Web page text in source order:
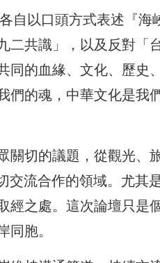
自以口頭方式表述『海
二共識」，以及反對「
同的血緣、文化、歷史
們的魂，中華文化是我
關切的議題，從觀光、
交流合作的領域。尤其
經之處。這次論壇只是
同胞。